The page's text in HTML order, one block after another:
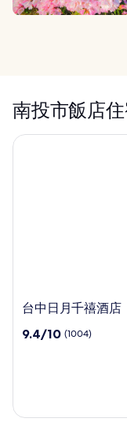
南投市飯店
台
日
店
台中日月千禧酒店
9.4
9.4/10 (1004)
台中日月千禧酒店